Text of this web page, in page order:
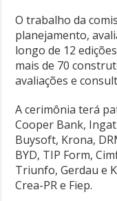
O trabalho da
planejamento,
longo de 12
mais de 70
avaliações e
A cerimônia terá
Cooper Bank,
Buysoft, Krona,
BYD, TIP Form,
Triunfo, Gerdau e
Crea-PR e Fiep.